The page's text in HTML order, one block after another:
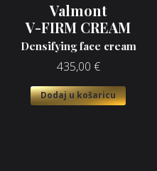
Valmont
V-FIRM CREAM
Densifying face cream
435,00 €
Dodaj u košaricu